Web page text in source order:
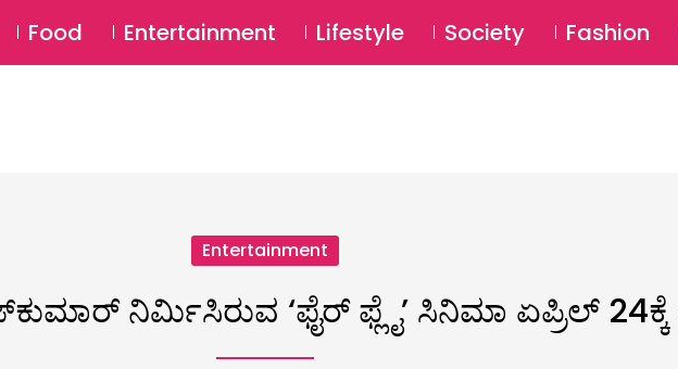
SUBSCRIBE
Food Entertainment Lifestyle Society Fashion
Entertainment
ನಿರ್ಮಿಸಿರುವ ‘ಫೈರ್ ಫ್ಲೈ’ ಸಿನಿಮಾ ಏಪ್ರಿಲ್ 24ಕ್ಕೆ